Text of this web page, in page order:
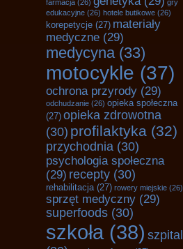
farmacja (26)
gry
edukacyjne (26) hotele butikowe (26)
korepetycje (27) materiały
medyczne (29)
medycyna(33)
motocykle (37)
ochrona przyrody (29)
odchudzanie (26) opieka społeczna
(27) opieka zdrowotna
(30) profilaktyka (32)
przychodnia (30)
psychologia społeczna
(29) recepty (30)
rehabilitacja(27) rowery miejskie (26)
sprzęt medyczny (29)
superfoods (30)
szkoła (38) szpital